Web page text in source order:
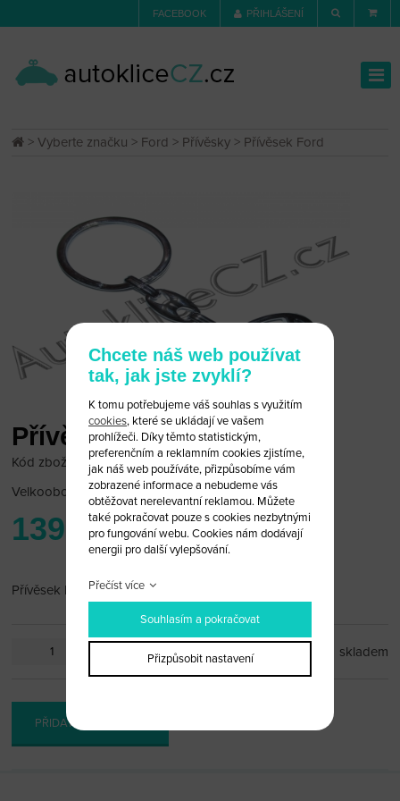
FACEBOOK PŘIHLÁŠENÍ
>Vyberte značku > Ford > Přívěsky > Přívěsek Ford
Přívěsek Ford
Kód zboží: ford_pr9
Velkoobchodní cena:po přihlášení
139 Kč
Přívěsek Ford
skladem
PŘIDAT DO KOŠÍKU
Chcete náš web používat
tak, jak jste zvyklí?
K tomu potřebujeme váš souhlas s využitím
cookies, které se ukládají ve vašem
prohlížeči. Díky těmto statistickým,
preferenčním a reklamním cookies zjistíme,
jak náš web používáte, přizpůsobíme vám
zobrazené informace a nebudeme vás
obtěžovat nerelevantní reklamou. Můžete
také pokračovat pouze s cookies nezbytnými
pro fungování webu. Cookies nám dodávají
energii pro další vylepšování.
Přečíst více
Souhlasím a pokračovat
Přizpůsobit nastavení